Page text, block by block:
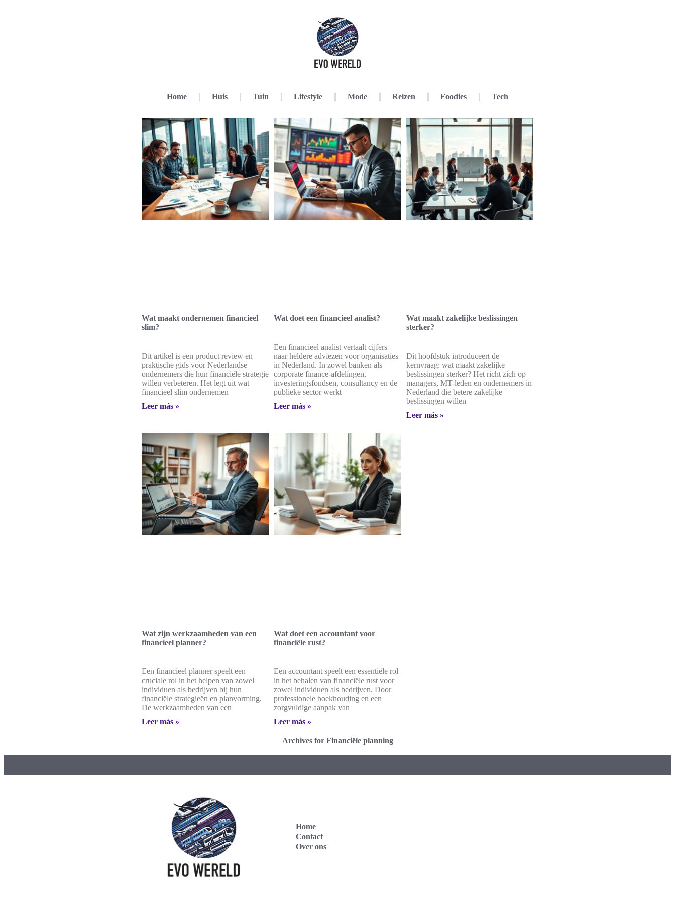
Home Huis Tuin Lifestyle Mode Reizen Foodies Tech
Wat maakt ondernemen financieel
slim?
Dit artikel is een product review en
praktische gids voor Nederlandse
ondernemers die hun financiële strategie
willen verbeteren. Het legt uit wat
financieel slim ondernemen
Leer más »
Wat doet een financieel analist?
Een financieel analist vertaalt cijfers
naar heldere adviezen voor organisaties
in Nederland. In zowel banken als
corporate finance-afdelingen,
investeringsfondsen, consultancy en de
publieke sector werkt
Leer más »
Wat maakt zakelijke beslissingen
sterker?
Dit hoofdstuk introduceert de
kernvraag: wat maakt zakelijke
beslissingen sterker? Het richt zich op
managers, MT-leden en ondernemers in
Nederland die betere zakelijke
beslissingen willen
Leer más »
Wat zijn werkzaamheden van een
financieel planner?
Een financieel planner speelt een
cruciale rol in het helpen van zowel
individuen als bedrijven bij hun
financiële strategieën en planvorming.
De werkzaamheden van een
Leer más »
Wat doet een accountant voor
financiële rust?
Een accountant speelt een essentiële rol
in het behalen van financiële rust voor
zowel individuen als bedrijven. Door
professionele boekhouding en een
zorgvuldige aanpak van
Leer más »
Archives for Financiële planning
Home
Contact
Over ons